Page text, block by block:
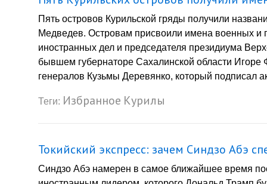
Пять островов Курильской гряды получили
Медведев. Островам присвоили имена военных и
иностранных дел и председателя президиума
бывшем губернаторе Сахалинской области
генералов Кузьмы Деревянко, который подписал
Теги: Избранное Курилы
Токийский экспресс: зачем Синдзо Абэ
Синдзо Абэ намерен в самое ближайшее время